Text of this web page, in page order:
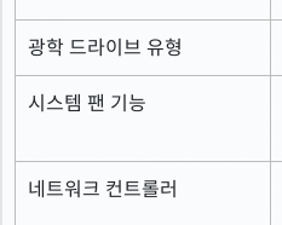
광학 드라이브 유형
시스템 팬 기능
네트워크 컨트롤러